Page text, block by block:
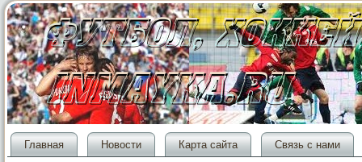
Главная Новости Карта сайта Связь с нами